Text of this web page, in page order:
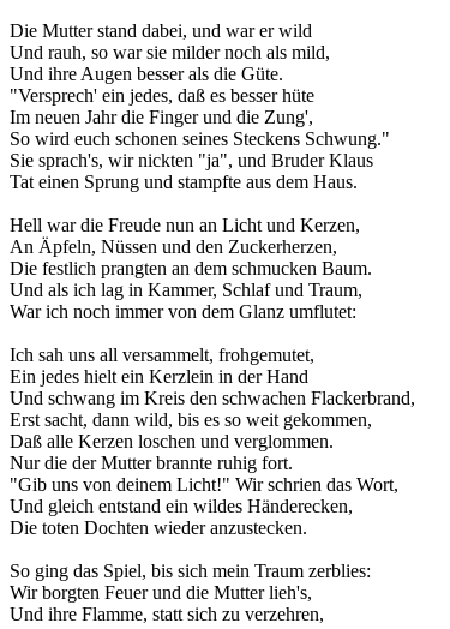
Die Mutter stand dabei, und war er wild
Und rauh, so war sie milder noch als mild,
Und ihre Augen besser als die Güte.
"Versprech' ein jedes, daß es besser hüte
Im neuen Jahr die Finger und die Zung',
So wird euch schonen seines Steckens Schwung."
Sie sprach's, wir nickten "ja", und Bruder Klaus
Tat einen Sprung und stampfte aus dem Haus.
Hell war die Freude nun an Licht und Kerzen,
An Äpfeln, Nüssen und den Zuckerherzen,
Die festlich prangten an dem schmucken Baum.
Und als ich lag in Kammer, Schlaf und Traum,
War ich noch immer von dem Glanz umflutet:
Ich sah uns all versammelt, frohgemutet,
Ein jedes hielt ein Kerzlein in der Hand
Und schwang im Kreis den schwachen Flackerbrand,
Erst sacht, dann wild, bis es so weit gekommen,
Daß alle Kerzen loschen und verglommen.
Nur die der Mutter brannte ruhig fort.
"Gib uns von deinem Licht!" Wir schrien das Wort,
Und gleich entstand ein wildes Händerecken,
Die toten Dochten wieder anzustecken.
So ging das Spiel, bis sich mein Traum zerblies:
Wir borgten Feuer und die Mutter lieh's,
Und ihre Flamme, statt sich zu verzehren,